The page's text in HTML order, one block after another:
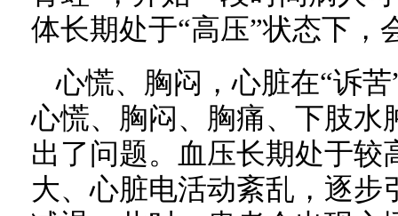
体长期处于“高压”状态下，
心慌、胸闷，心脏在“诉
心慌、胸闷、胸痛、下肢水
出了问题。血压长期处于较
大、心脏电活动紊乱，逐步